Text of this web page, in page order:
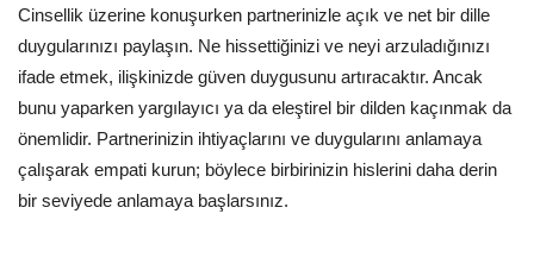
Cinsellik üzerine konuşurken partnerinizle açık ve net bir dille
duygularınızı paylaşın. Ne hissettiğinizi ve neyi arzuladığınızı
ifade etmek, ilişkinizde güven duygusunu artıracaktır. Ancak
bunu yaparken yargılayıcı ya da eleştirel bir dilden kaçınmak da
önemlidir. Partnerinizin ihtiyaçlarını ve duygularını anlamaya
çalışarak empati kurun; böylece birbirinizin hislerini daha derin
bir seviyede anlamaya başlarsınız.